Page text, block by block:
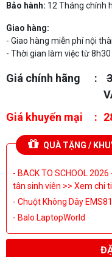
Bảo hành: 12 Tháng chính
Giao hàng:
- Giao hàng miễn phí nội
- Thời gian làm việc từ
Giá chính hãng
Giá khuyến mại
QUÀ TẶNG /
- BACK TO SCHOOL
tân sinh viên >> Xem chi
- Chuột Không Dây
- Balo LaptopWorld